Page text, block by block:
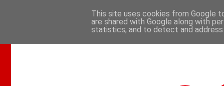
This site uses cookies from Google
are shared with Google along with
statistics, and to detect and address